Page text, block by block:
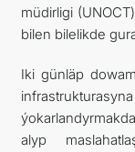
müdirligi
bilen bilelikde
Iki günläp
alyp